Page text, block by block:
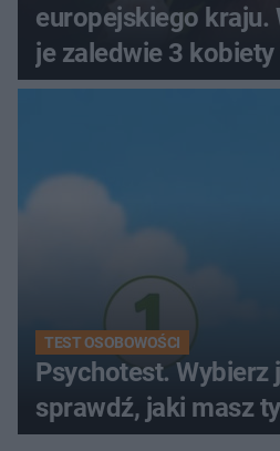
europejskiego kraju.
je zaledwie 3 kobiety
TEST OSOBOWOŚCI
Psychotest. Wybierz
sprawdź, jaki masz